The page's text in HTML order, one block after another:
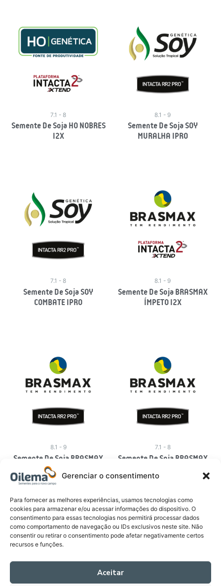
Gerenciar o consentimento
Para fornecer as melhores experiências, usamos tecnologias como
cookies para armazenar e/ou acessar informações do dispositivo. O
consentimento para essas tecnologias nos permitirá processar dados
como comportamento de navegação ou IDs exclusivos neste site. Não
consentir ou retirar o consentimento pode afetar negativamente certos
recursos e funções.
Aceitar
7.1 - 8
Semente De Soja HO NOBRES
I2X
8.1 - 9
Semente De Soja SOY
MURALHA IPRO
7.1 - 8
Semente De Soja SOY
COMBATE IPRO
8.1 - 9
Semente De Soja BRASMAX
ÍMPETO I2X
8.1 - 9
Semente De Soja BRASMAX
DOMÍNIO IPRO
Leia Mais
7.1 - 8
Semente De Soja BRASMAX
Oilema – Todos os direitos reservados. Orgulhosamente
Y
I